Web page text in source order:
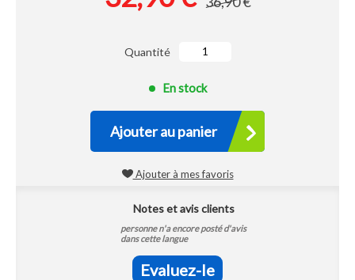
Quantité
En stock
Ajouter au panier
Ajouter à mes favoris
Notes et avis clients
personne n'a encore posté d'avis
dans cette langue
Evaluez-le